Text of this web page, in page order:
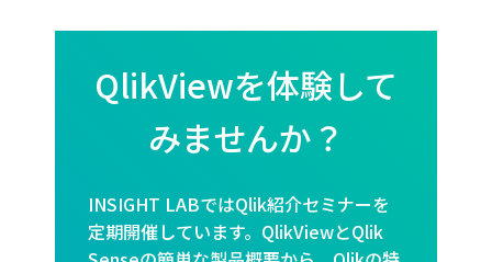
QlikViewを体験して
みませんか？
INSIGHT LABではQlik紹介セミナーを
定期開催しています。QlikViewとQlik